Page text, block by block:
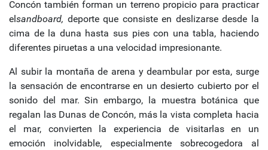
Concón también forman un terreno propicio para practicar
elsandboard, deporte que consiste en deslizarse desde la
cima de la duna hasta sus pies con una tabla, haciendo
diferentes piruetas a una velocidad impresionante.
Al subir la montaña de arena y deambular por esta, surge
la sensación de encontrarse en un desierto cubierto por el
sonido del mar. Sin embargo, la muestra botánica que
regalan las Dunas de Concón, más la vista completa hacia
el mar, convierten la experiencia de visitarlas en un
emoción inolvidable, especialmente sobrecogedora al